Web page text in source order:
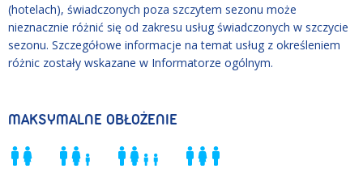
(hotelach), świadczonych poza szczytem sezonu może
nieznacznie różnić się od zakresu usług świadczonych w szczycie
sezonu. Szczegółowe informacje na temat usług z określeniem
różnic zostały wskazane w Informatorze ogólnym.
MAKSYMALNE OBŁOŻENIE